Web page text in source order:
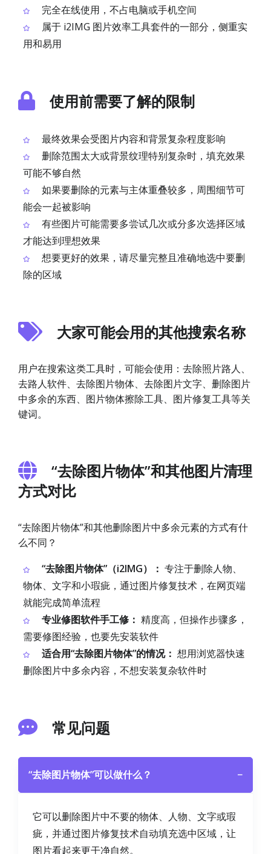
完全在线使用，不占电脑或手机空间
属于 i2IMG 图片效率工具套件的一部分，侧重实
用和易用
使用前需要了解的限制
最终效果会受图片内容和背景复杂程度影响
删除范围太大或背景纹理特别复杂时，填充效果
可能不够自然
如果要删除的元素与主体重叠较多，周围细节可
能会一起被影响
有些图片可能需要多尝试几次或分多次选择区域
才能达到理想效果
想要更好的效果，请尽量完整且准确地选中要删
除的区域
大家可能会用的其他搜索名称
用户在搜索这类工具时，可能会使用：去除照片路人、
去路人软件、去除图片物体、去除图片文字、删除图片
中多余的东西、图片物体擦除工具、图片修复工具等关
键词。
“去除图片物体”和其他图片清理
方式对比
“去除图片物体”和其他删除图片中多余元素的方式有什
么不同？
“去除图片物体”（i2IMG）： 专注于删除人物、
物体、文字和小瑕疵，通过图片修复技术，在网页端
就能完成简单流程
专业修图软件手工修： 精度高，但操作步骤多，
需要修图经验，也要先安装软件
适合用“去除图片物体”的情况： 想用浏览器快速
删除图片中多余内容，不想安装复杂软件时
常见问题
“去除图片物体”可以做什么？ −
它可以删除图片中不要的物体、人物、文字或瑕
疵，并通过图片修复技术自动填充选中区域，让
图片看起来更干净自然。